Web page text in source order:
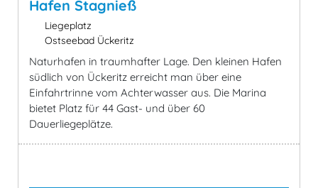
Hafen Stagnieß
Liegeplatz
Ostseebad Ückeritz
Naturhafen in traumhafter Lage. Den kleinen Hafen
südlich von Ückeritz erreicht man über eine
Einfahrtrinne vom Achterwasser aus. Die Marina
bietet Platz für 44 Gast- und über 60
Dauerliegeplätze.